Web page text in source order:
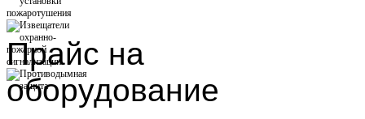
Прайс на
оборудование